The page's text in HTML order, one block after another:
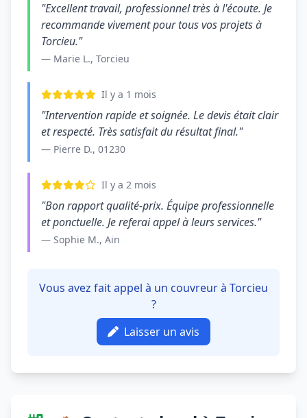
"Excellent travail, professionnel très à l'écoute. Je
recommande vivement pour tous vos projets à
Torcieu."
— Marie L., Torcieu
Il y a 1 mois
"Intervention rapide et soignée. Le devis était clair
et respecté. Très satisfait du résultat final."
— Pierre D., 01230
Il y a 2 mois
"Bon rapport qualité-prix. Équipe professionnelle
et ponctuelle. Je referai appel à leurs services."
— Sophie M., Ain
Vous avez fait appel à un couvreur à Torcieu
?
Laisser un avis